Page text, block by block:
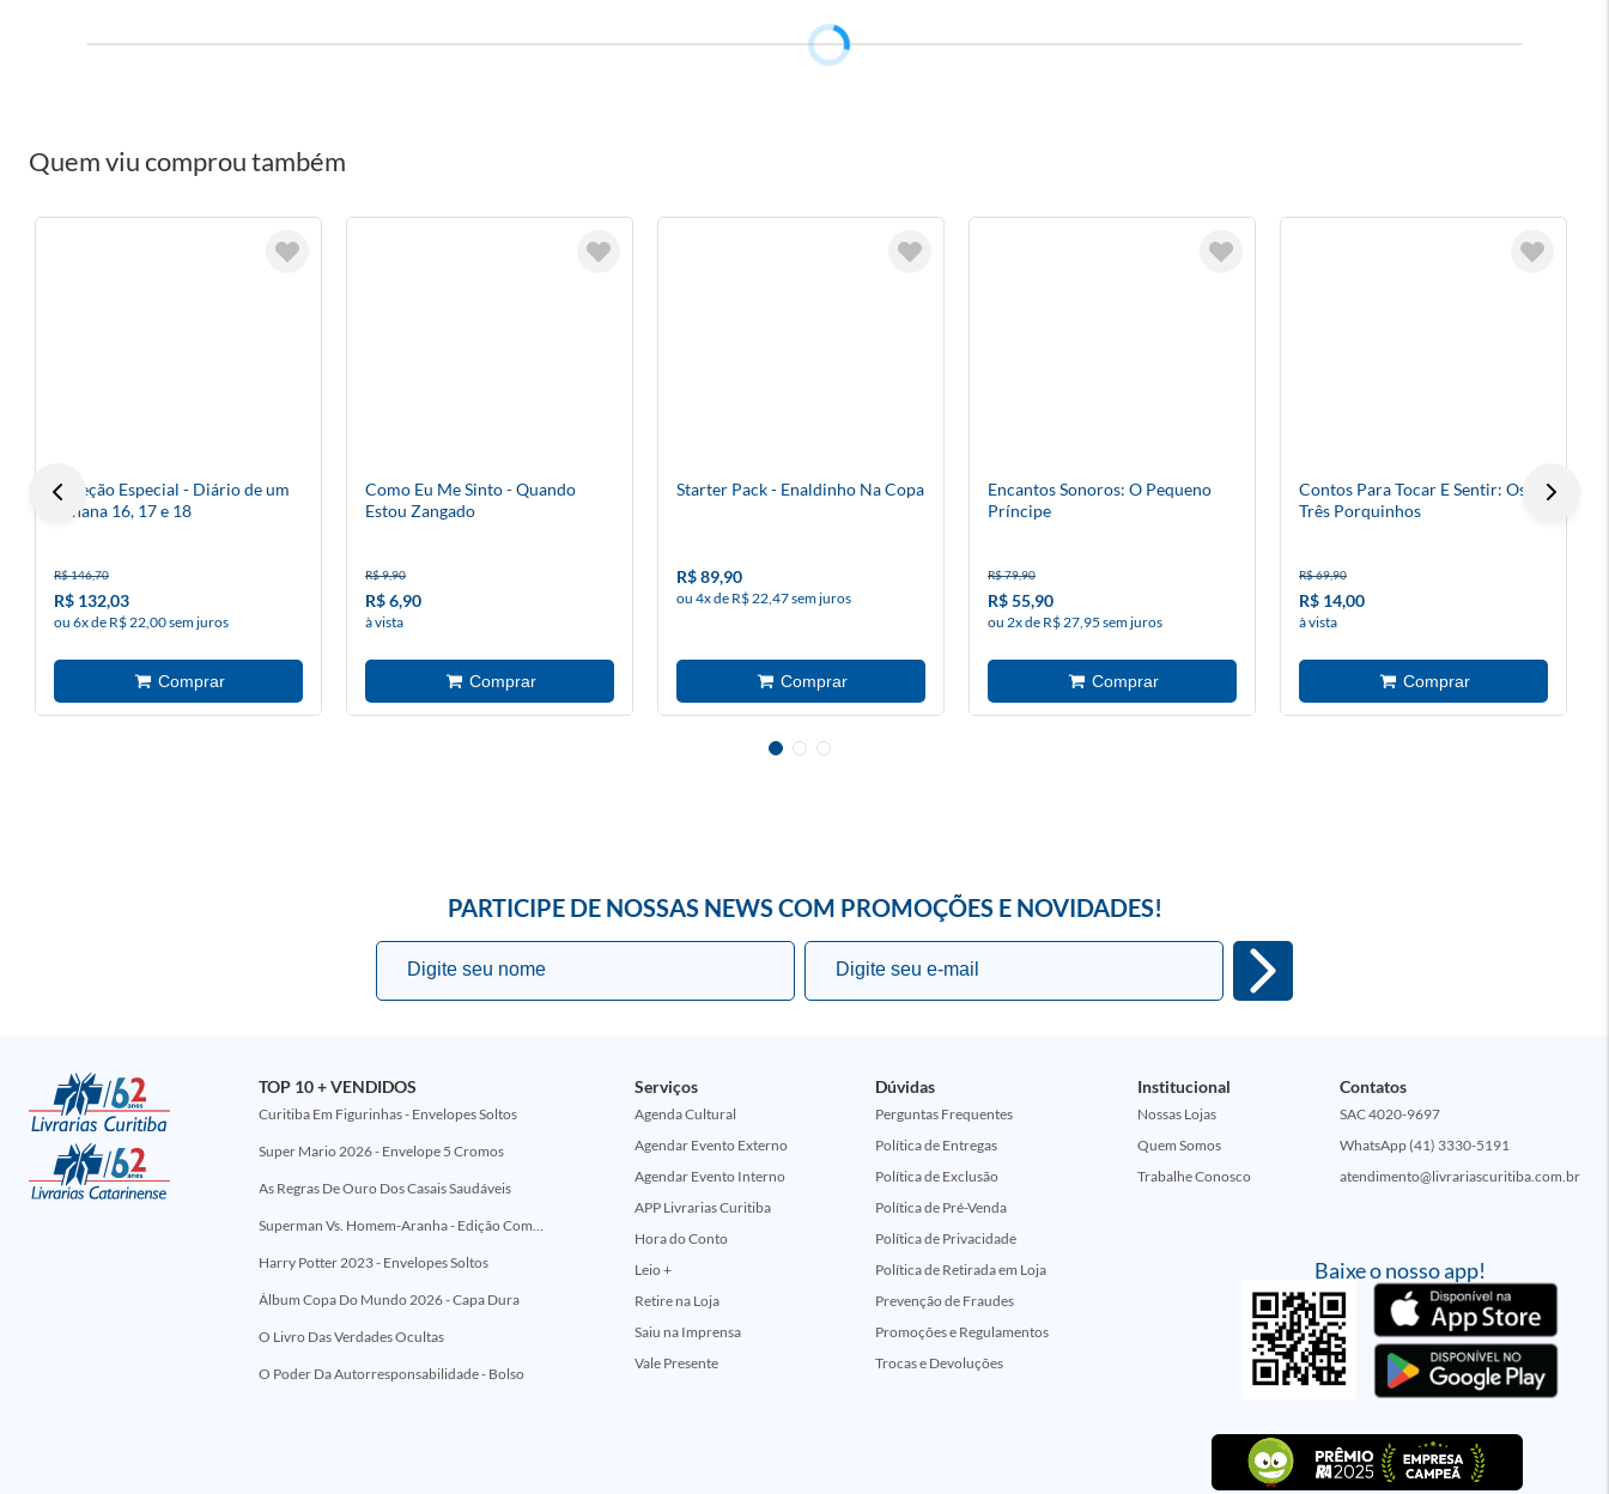
Quem viu comprou também
Coleção Especial - Diário de um
banana 16, 17 e 18
R$ 146,70
R$ 132,03
ou 6x de R$ 22,00 sem juros
Como Eu Me Sinto - Quando
Estou Zangado
R$ 9,90
R$ 6,90
à vista
Starter Pack - Enaldinho Na Copa
R$ 89,90
ou 4x de R$ 22,47 sem juros
Encantos Sonoros: O Pequeno
Príncipe
R$ 79,90
R$ 55,90
ou 2x de R$ 27,95 sem juros
Contos Para Tocar E Sentir: Os
Três Porquinhos
R$ 69,90
R$ 14,00
à vista
PARTICIPE DE NOSSAS NEWS COM PROMOÇÕES E NOVIDADES!
Baixe o nosso app!
TOP 10 + VENDIDOS
Curitiba Em Figurinhas - Envelopes Soltos
Super Mario 2026 - Envelope 5 Cromos
As Regras De Ouro Dos Casais Saudáveis
Superman Vs. Homem-Aranha - Edição Comemorativa 50 Anos (Encontros Clássicos Dc E Marvel)
Harry Potter 2023 - Envelopes Soltos
Álbum Copa Do Mundo 2026 - Capa Dura
O Livro Das Verdades Ocultas
O Poder Da Autorresponsabilidade - Bolso
Serviços
Agenda Cultural
Agendar Evento Externo
Agendar Evento Interno
APP Livrarias Curitiba
Hora do Conto
Leio +
Retire na Loja
Saiu na Imprensa
Vale Presente
Dúvidas
Perguntas Frequentes
Política de Entregas
Política de Exclusão
Política de Pré-Venda
Política de Privacidade
Política de Retirada em Loja
Prevenção de Fraudes
Promoções e Regulamentos
Trocas e Devoluções
Institucional
Nossas Lojas
Quem Somos
Trabalhe Conosco
Contatos
SAC 4020-9697
WhatsApp (41) 3330-5191
atendimento@livrariascuritiba.com.br